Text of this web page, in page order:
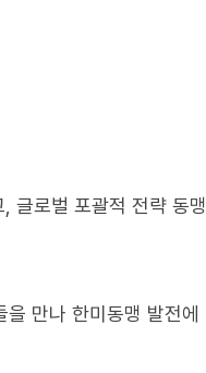
글로벌 포괄적 전략 동맹
만나 한미동맹 발전에